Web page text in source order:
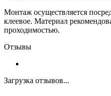
Монтаж осуществляется
клеевое. Материал
проходимостью.
Отзывы
Загрузка отзывов...